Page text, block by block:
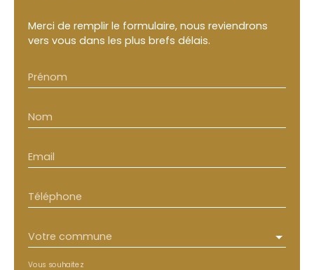
Merci de remplir le formulaire, nous reviendrons
vers vous dans les plus brefs délais.
Prénom
Nom
Email
Téléphone
Votre commune
Vous souhaitez